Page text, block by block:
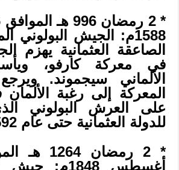
1588م: الجيش البولوني
الصاعقة العثمانية يهزم
في معركة كارفو،
الألماني سيجموند.
المعركة إلى رغبة
على العرش البولوني
للدولة العثمانية حتى عام 1592م..
أغسطس 1848م: